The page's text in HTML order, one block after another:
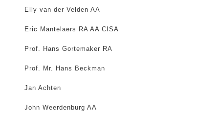
Elly van der Velden AA
Eric Mantelaers RA AA CISA
Prof. Hans Gortemaker RA
Prof. Mr. Hans Beckman
Jan Achten
John Weerdenburg AA